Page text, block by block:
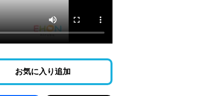
お気に入り追加